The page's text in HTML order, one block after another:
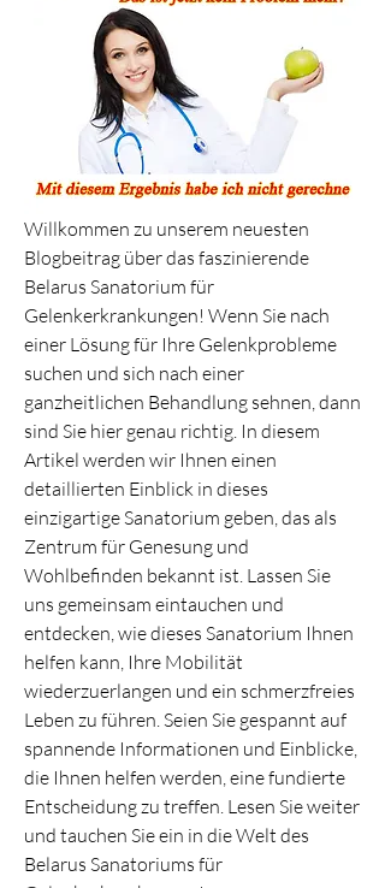
Willkommen zu unserem neuesten
Blogbeitrag über das faszinierende
Belarus Sanatorium für
Gelenkerkrankungen! Wenn Sie nach
einer Lösung für Ihre Gelenkprobleme
suchen und sich nach einer
ganzheitlichen Behandlung sehnen, dann
sind Sie hier genau richtig. In diesem
Artikel werden wir Ihnen einen
detaillierten Einblick in dieses
einzigartige Sanatorium geben, das als
Zentrum für Genesung und
Wohlbefinden bekannt ist. Lassen Sie
uns gemeinsam eintauchen und
entdecken, wie dieses Sanatorium Ihnen
helfen kann, Ihre Mobilität
wiederzuerlangen und ein schmerzfreies
Leben zu führen. Seien Sie gespannt auf
spannende Informationen und Einblicke,
die Ihnen helfen werden, eine fundierte
Entscheidung zu treffen. Lesen Sie weiter
und tauchen Sie ein in die Welt des
Belarus Sanatoriums für